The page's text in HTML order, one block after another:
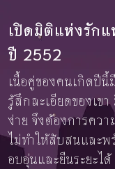
เปิดมิติแห่งรัก
ปี 2552
เนื้อคู่ของคนเกิดปีนี้
รู้สึกละเอียดของเข
ง่าย จึงต้องการคว
ไม่ทำให้สับสนและพ
อบอุ่นและยืนระยะไ